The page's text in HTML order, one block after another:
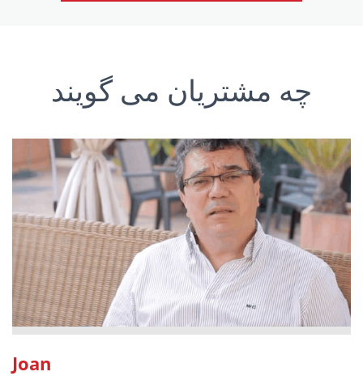
چه مشتریان می گویند
Joan